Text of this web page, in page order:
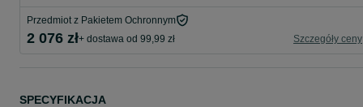
Przedmiot z Pakietem Ochronnym
2 076 zł+ dostawa od 99,99 zł Szczegóły ceny
SPECYFIKACJA